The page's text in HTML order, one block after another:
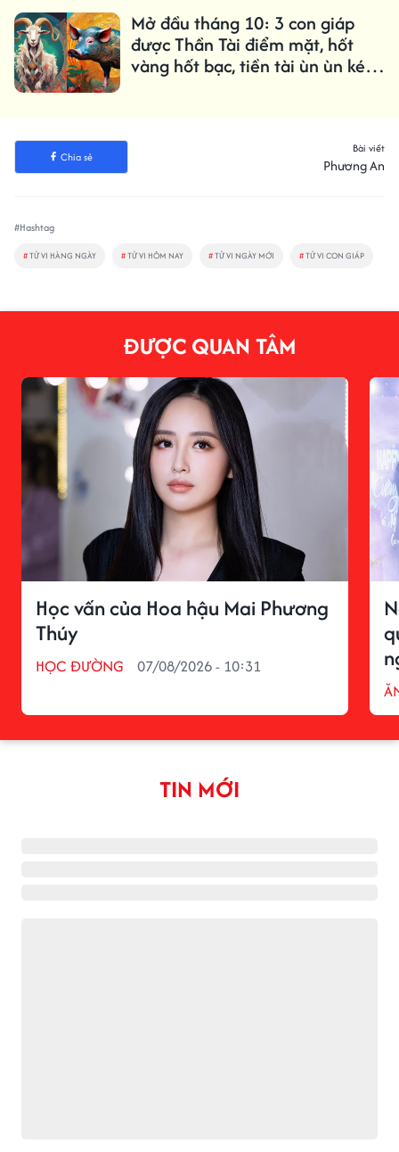
Mở đầu tháng 10: 3 con giáp
được Thần Tài điểm mặt, hốt
vàng hốt bạc, tiền tài ùn ùn kéo
Chia sẻ
Bài viết
Phương An
#Hashtag
#TỬ VI HÀNG NGÀY #TỬ VI HÔM NAY #TỬ VI NGÀY MỚI #TỬ VI CON GIÁP
ĐƯỢC QUAN TÂM
Học vấn của Hoa hậu Mai Phương
Thúy
HỌC ĐƯỜNG 07/08/2026 - 10:31
TIN MỚI